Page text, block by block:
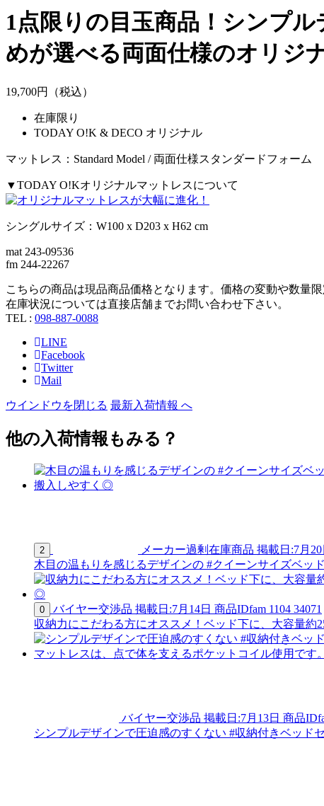
1点限りの目玉商品！シンプ
めが選べる両面仕様のオリジ
19,700円（税込）
在庫限り
TODAY O!K & DECO オリジナル
マットレス：Standard Model / 両面仕様スタンダードフォーム
▼TODAY O!Kオリジナルマットレスについて
シングルサイズ：W100 x D203 x H62 cm
mat 243-09536
fm 244-22267
こちらの商品は現品商品価格となります。価格の変動や数量
在庫状況については直接店舗までお問い合わせ下さい。
TEL : 098-887-0088
LINE
Facebook
Twitter
Mail
ウインドウを閉じる 最新入荷情報 へ
他の入荷情報もみる？
2 メーカー過剰在庫商品 掲載日:7月20
木目の温もりを感じるデザインの #クイーンサイズベッ
0 バイヤー交渉品 掲載日:7月14日 商品IDfam 1104 34071
収納力にこだわる方にオススメ！ベッド下に、大容量約
バイヤー交渉品 掲載日:7月13日 商品ID
シンプルデザインで圧迫感のすくない #収納付きベッド